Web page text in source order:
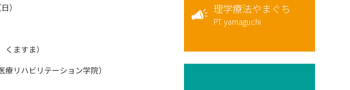
）
ますま）
リハビリテーション学院）
理学療法やまぐち
PT yamaguchi